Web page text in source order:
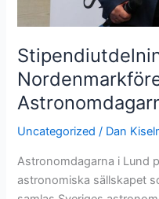
Uncategorized / Dan
Astronomdagarna i Lund
astronomiska sällskapet